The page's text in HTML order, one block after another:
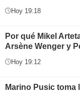
Hoy 19:18
Por qué Mikel
Arsène Wenger y
Hoy 19:12
Marino Pusic toma